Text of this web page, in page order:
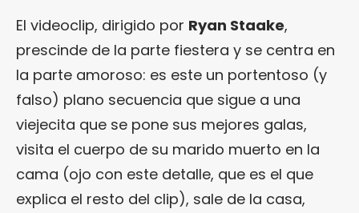
El videoclip, dirigido por Ryan Staake,
prescinde de la parte fiestera y se centra en
la parte amoroso: es este un portentoso (y
falso) plano secuencia que sigue a una
viejecita que se pone sus mejores galas,
visita el cuerpo de su marido muerto en la
cama (ojo con este detalle, que es el que
explica el resto del clip), sale de la casa,